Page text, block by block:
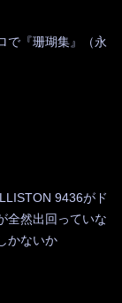
『珊瑚集』（永
9436がド
全然出回っていな
かないか